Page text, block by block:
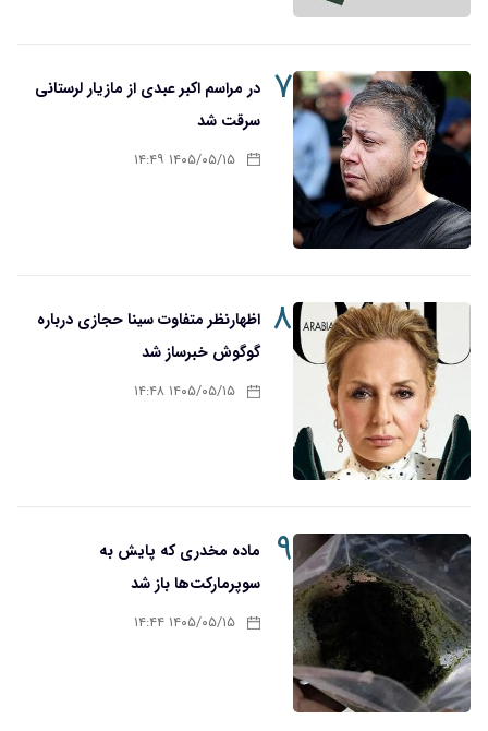
۷ در مراسم اکبر عبدی از مازیار لرستانی
سرقت شد
۱۴۰۵/۰۵/۱۵ ۱۴:۴۹
۸ اظهارنظر متفاوت سینا حجازی درباره
گوگوش خبرساز شد
۱۴۰۵/۰۵/۱۵ ۱۴:۴۸
۹
ماده مخدری که پایش به
سوپرمارکت‌ها باز شد
۱۴۰۵/۰۵/۱۵ ۱۴:۴۴